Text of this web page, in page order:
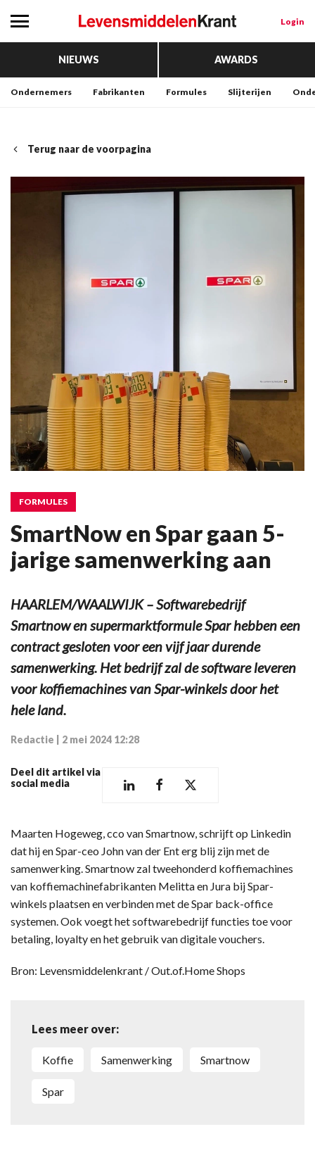
Login
NIEUWS AWARDS
Ondernemers Fabrikanten Formules Slijterijen
Terug naar de voorpagina
FORMULES
SmartNow en Spar gaan 5-
jarige samenwerking aan
HAARLEM/WAALWIJK – Softwarebedrijf
Smartnow en supermarktformule Spar hebben een
contract gesloten voor een vijf jaar durende
samenwerking. Het bedrijf zal de software leveren
voor koffiemachines van Spar-winkels door het
hele land.
Redactie 2 mei 2024 12:28
Deel dit artikel via
social media
Maarten Hogeweg, cco van Smartnow, schrijft op Linkedin
dat hij en Spar-ceo John van der Ent erg blij zijn met de
samenwerking. Smartnow zal tweehonderd koffiemachines
van koffiemachinefabrikanten Melitta en Jura bij Spar-
winkels plaatsen en verbinden met de Spar back-office
systemen. Ook voegt het softwarebedrijf functies toe voor
betaling, loyalty en het gebruik van digitale vouchers.
Bron: Levensmiddelenkrant / Out.of.Home Shops
Lees meer over:
Koffie Samenwerking Smartnow
Spar